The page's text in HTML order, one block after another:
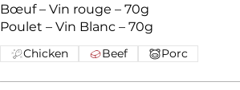
Bœuf – Vin rouge – 70g
Poulet – Vin Blanc – 70g
Chicken Beef Porc